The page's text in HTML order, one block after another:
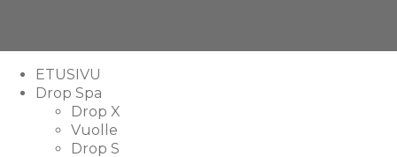
ETUSIVU
Drop Spa
Drop X
Vuolle
Drop S